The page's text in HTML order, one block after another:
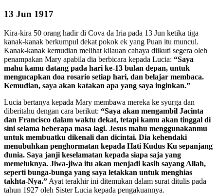
13 Jun 1917
Kira-kira 50 orang hadir di Cova da Iria pada 13 Jun ketika tiga
kanak-kanak berkumpul dekat pokok ek yang Puan itu muncul.
Kanak-kanak kemudian melihat kilauan cahaya diikuti segera oleh
penampakan Mary apabila dia berbicara kepada Lucia: “Saya
mahu kamu datang pada hari ke-13 bulan depan, untuk
mengucapkan doa rosario setiap hari, dan belajar membaca.
Kemudian, saya akan katakan apa yang saya inginkan.”
Lucia bertanya kepada Mary membawa mereka ke syurga dan
diberitahu dengan cara berikut: “Saya akan mengambil Jacinta
dan Francisco dalam waktu dekat, tetapi kamu akan tinggal di
sini selama beberapa masa lagi. Jesus mahu menggunakanmu
untuk membuatku dikenali dan dicintai. Dia kehendaki
menubuhkan penghormatan kepada Hati Kudus Ku sepanjang
dunia. Saya janji keselamatan kepada siapa saja yang
memeluknya. Jiwa-jiwa itu akan menjadi kasih sayang Allah,
seperti bunga-bunga yang saya letakkan untuk menghias
takhta-Nya.” Ayat terakhir ini ditemukan dalam surat ditulis pada
tahun 1927 oleh Sister Lucia kepada pengakuannya.